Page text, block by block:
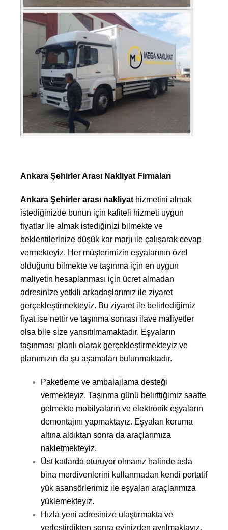
Ankara Şehirler Arası Nakliyat Firmaları
Ankara Şehirler arası nakliyat hizmetini almak
istediğinizde bunun için kaliteli hizmeti uygun
fiyatlar ile almak istediğinizi bilmekte ve
beklentilerinize düşük kar marjı ile çalışarak cevap
vermekteyiz. Her müşterimizin eşyalarının özel
olduğunu bilmekte ve taşınma için en uygun
maliyetin hesaplanması için ücret almadan
adresinize yetkili arkadaşlarımız ile ziyaret
gerçekleştirmekteyiz. Bu ziyaret ile belirlediğimiz
fiyat ise nettir ve taşınma sonrası ilave maliyetler
olsa bile size yansıtılmamaktadır. Eşyaların
taşınması planlı olarak gerçekleştirmekteyiz ve
planımızın da şu aşamaları bulunmaktadır.
Paketleme ve ambalajlama desteği
vermekteyiz. Taşınma günü belirttiğimiz saatte
gelmekte mobilyaların ve elektronik eşyaların
demontajını yapmaktayız. Eşyaları koruma
altına aldıktan sonra da araçlarımıza
nakletmekteyiz.
Üst katlarda oturuyor olmanız halinde asla
bina merdivenlerini kullanmadan kendi portatif
yük asansörlerimiz ile eşyaları araçlarımıza
yüklemekteyiz.
Hızla yeni adresinize ulaştırmakta ve
yerleştirdikten sonra evinizden ayrılmaktayız.